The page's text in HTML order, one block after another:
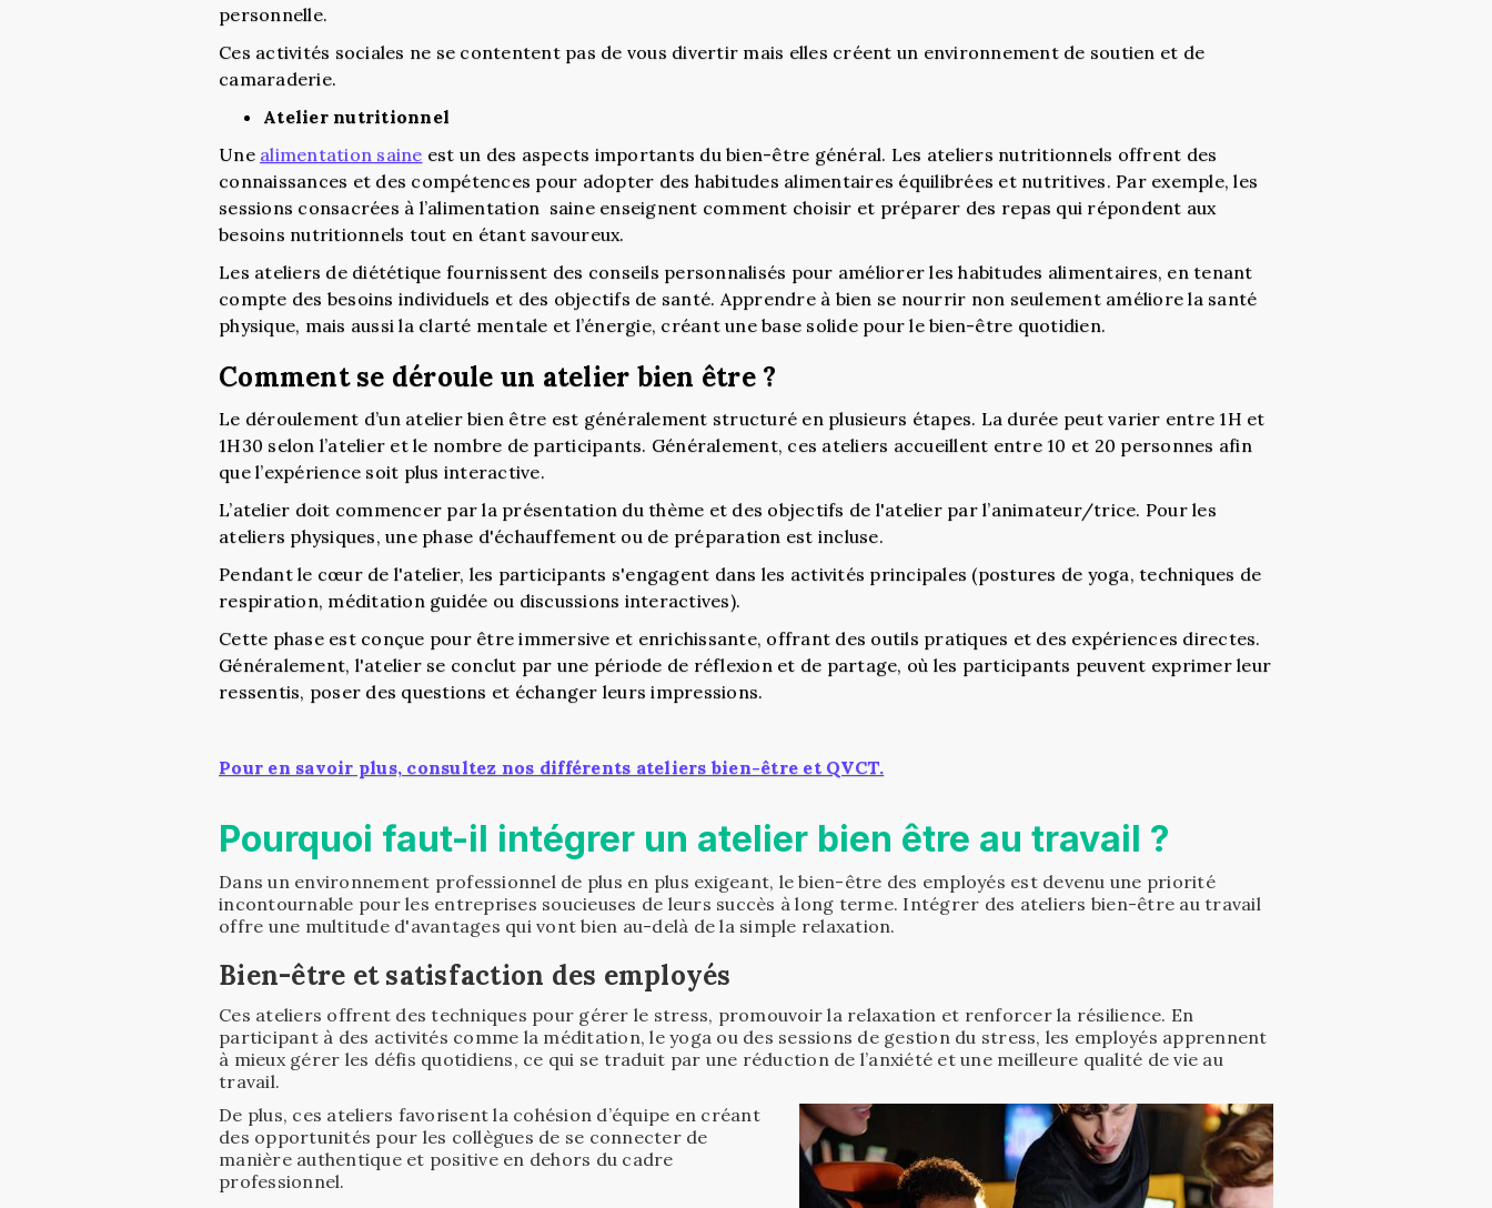
personnelle.
Ces activités sociales ne se contentent pas de vous divertir mais elles créent un environnement de soutien et de
camaraderie.
Atelier nutritionnel
Une alimentation saine est un des aspects importants du bien-être général. Les ateliers nutritionnels offrent des
connaissances et des compétences pour adopter des habitudes alimentaires équilibrées et nutritives. Par exemple, les
sessions consacrées à l’alimentation saine enseignent comment choisir et préparer des repas qui répondent aux
besoins nutritionnels tout en étant savoureux.
Les ateliers de diététique fournissent des conseils personnalisés pour améliorer les habitudes alimentaires, en tenant
compte des besoins individuels et des objectifs de santé. Apprendre à bien se nourrir non seulement améliore la santé
physique, mais aussi la clarté mentale et l’énergie, créant une base solide pour le bien-être quotidien.
Comment se déroule un atelier bien être ?
Le déroulement d’un atelier bien être est généralement structuré en plusieurs étapes. La durée peut varier entre 1H et
1H30 selon l’atelier et le nombre de participants. Généralement, ces ateliers accueillent entre 10 et 20 personnes afin
que l’expérience soit plus interactive.
L’atelier doit commencer par la présentation du thème et des objectifs de l'atelier par l’animateur/trice. Pour les
ateliers physiques, une phase d'échauffement ou de préparation est incluse.
Pendant le cœur de l'atelier, les participants s'engagent dans les activités principales (postures de yoga, techniques de
respiration, méditation guidée ou discussions interactives).
Cette phase est conçue pour être immersive et enrichissante, offrant des outils pratiques et des expériences directes.
Généralement, l'atelier se conclut par une période de réflexion et de partage, où les participants peuvent exprimer leur
ressentis, poser des questions et échanger leurs impressions.
Pour en savoir plus, consultez nos différents ateliers bien-être et QVCT.
Pourquoi faut-il intégrer un atelier bien être au travail ?
Dans un environnement professionnel de plus en plus exigeant, le bien-être des employés est devenu une priorité
incontournable pour les entreprises soucieuses de leurs succès à long terme. Intégrer des ateliers bien-être au travail
offre une multitude d'avantages qui vont bien au-delà de la simple relaxation.
Bien-être et satisfaction des employés
Ces ateliers offrent des techniques pour gérer le stress, promouvoir la relaxation et renforcer la résilience. En
participant à des activités comme la méditation, le yoga ou des sessions de gestion du stress, les employés apprennent
à mieux gérer les défis quotidiens, ce qui se traduit par une réduction de l’anxiété et une meilleure qualité de vie au
travail.
De plus, ces ateliers favorisent la cohésion d’équipe en créant
des opportunités pour les collègues de se connecter de
manière authentique et positive en dehors du cadre
professionnel.